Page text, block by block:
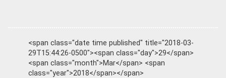
<span class="date time published" title="2018-03-
29T15:44:26-0500"><span class="day">29</span>
<span class="month">Mar</span> <span
class="year">2018</span></span>